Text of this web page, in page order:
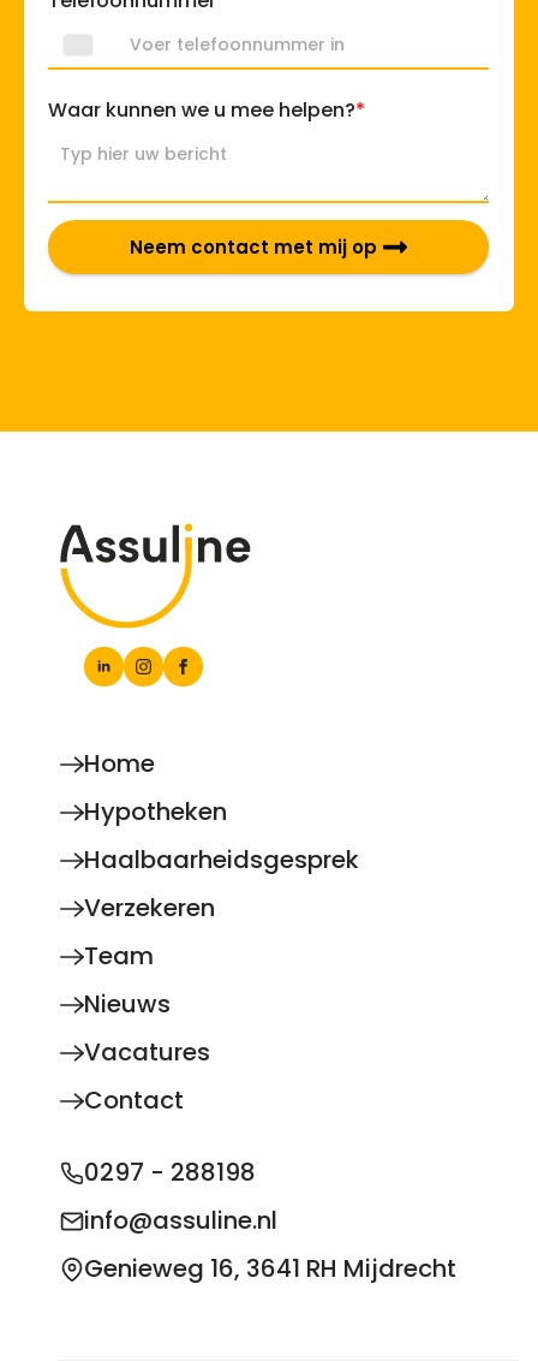
Waar kunnen we u mee helpen?*
Neem contact met mij op
Home
Hypotheken
Haalbaarheidsgesprek
Verzekeren
Team
Nieuws
Vacatures
Contact
0297 - 288198
info@assuline.nl
Genieweg 16, 3641 RH Mijdrecht